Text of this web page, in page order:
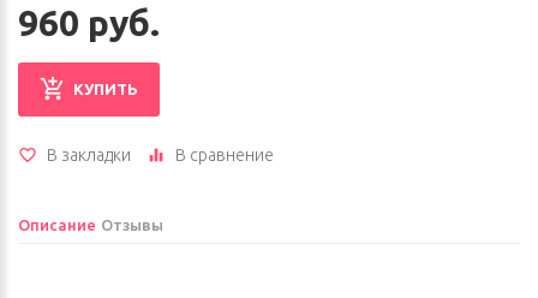
960 руб.
КУПИТЬ
В закладки В сравнение
Описание Отзывы